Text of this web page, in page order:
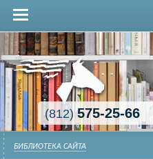
(812)575-25-66
БИБЛИОТЕКА САЙТА